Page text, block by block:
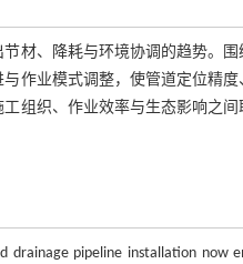
材、降耗与环境协调的趋势。
作业模式调整，使管道定位精
组织、作业效率与生态影响之
pipeline installation now